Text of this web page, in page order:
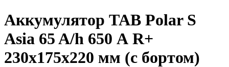
Аккумулятор TAB Polar S
Asia 65 A/h 650 А R+
230x175x220 мм (с бортом)